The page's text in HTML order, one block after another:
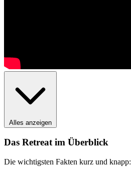
Alles anzeigen
Das Retreat im Überblick
Die wichtigsten Fakten kurz und knapp: